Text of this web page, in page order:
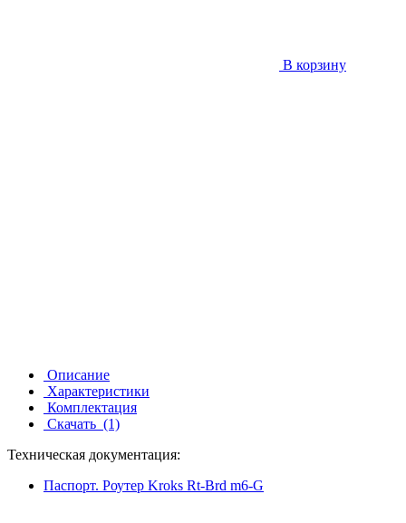
В корзину
Описание
Характеристики
Комплектация
Скачать (1)
Техническая документация:
Паспорт. Роутер Kroks Rt-Brd m6-G